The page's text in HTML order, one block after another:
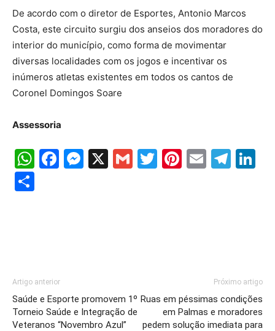
De acordo com o diretor de Esportes, Antonio Marcos
Costa, este circuito surgiu dos anseios dos moradores do
interior do município, como forma de movimentar
diversas localidades com os jogos e incentivar os
inúmeros atletas existentes em todos os cantos de
Coronel Domingos Soare
Assessoria
WhatsApp
Facebook
Messenger
X GmailTwitter
Pinterest
Email
Artigo anterior
Saúde e Esporte promovem 1º
Torneio Saúde e Integração de
Veteranos “Novembro Azul”
Próximo artigo
Ruas em péssimas condições
em Palmas e moradores
pedem solução imediata para